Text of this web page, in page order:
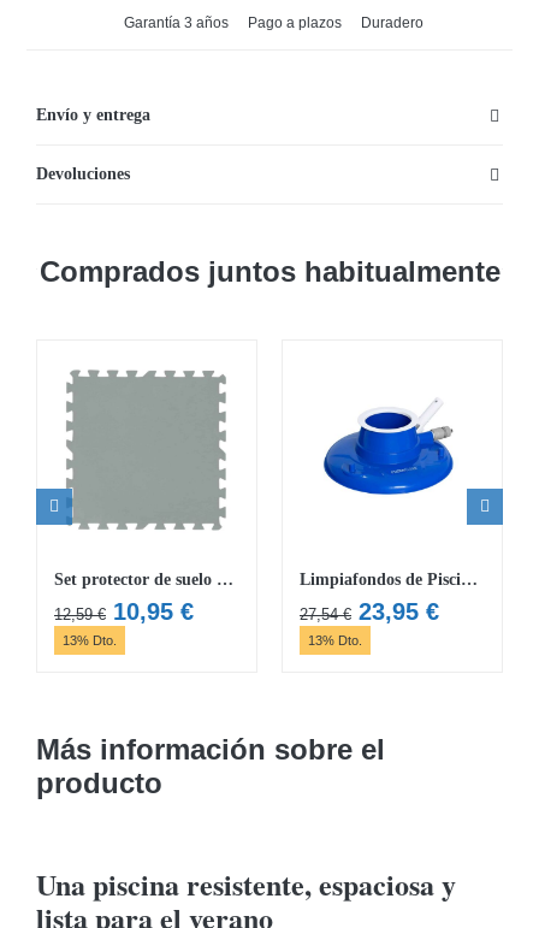
rectangular
Bestway
m)
Garantía 3 años Pago a plazos Duradero
Envío y entrega
Devoluciones
Comprados juntos habitualmente
Set protector de suelo Flowclear 50×50 cm
12,59€ El
precio
10,95 €El
13% Dto.
Limpiafondos de Piscina y Hojas Flowclear AquaSuction
27,54€ El
precio
23,95 €El
13% Dto.
Más información sobre el
producto
Una piscina resistente, espaciosa y
lista para el verano